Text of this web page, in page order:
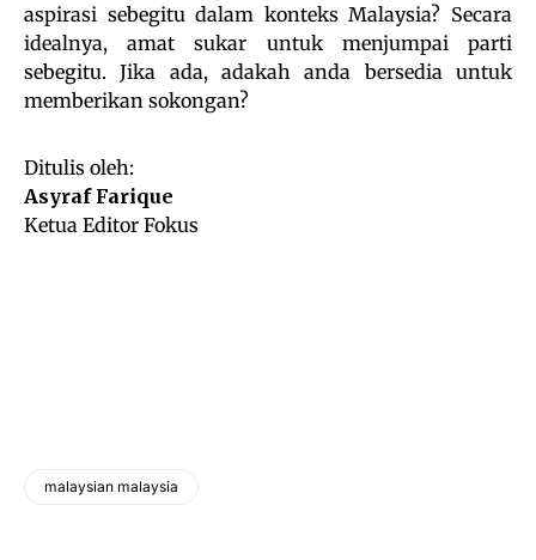
aspirasi sebegitu dalam konteks Malaysia? Secara
idealnya, amat sukar untuk menjumpai parti
sebegitu. Jika ada, adakah anda bersedia untuk
memberikan sokongan?
Ditulis oleh:
Asyraf Farique
Ketua Editor Fokus
malaysian malaysia